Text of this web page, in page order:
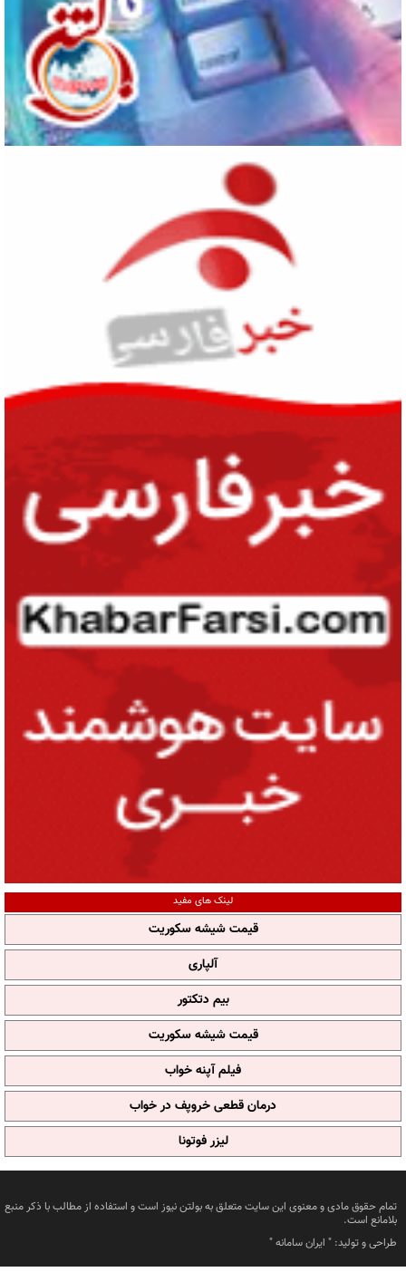
لینک های مفید
قیمت شیشه سکوریت
آلپاری
بیم دتکتور
قیمت شیشه سکوریت
فیلم آپنه خواب
درمان قطعی خروپف در خواب
لیزر فوتونا
تمام حقوق مادی و معنوی این سایت متعلق به بولتن نیوز است و استفاده از مطالب با ذکر منبع
بلامانع است.
طراحی و تولید: " ایران سامانه"